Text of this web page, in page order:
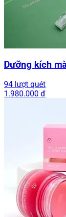
Dưỡng kích
94 lượt quét
1.980.000 đ